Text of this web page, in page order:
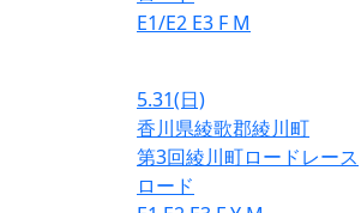
E1/E2 E3 F M
5.31(日)
香川県綾歌郡綾川町
第3回綾川町ロードレース
ロード